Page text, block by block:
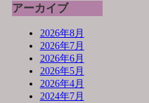
アーカイブ
2026年8月
2026年7月
2026年6月
2026年5月
2026年4月
2024年7月